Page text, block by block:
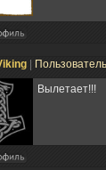
Вылетает!!!